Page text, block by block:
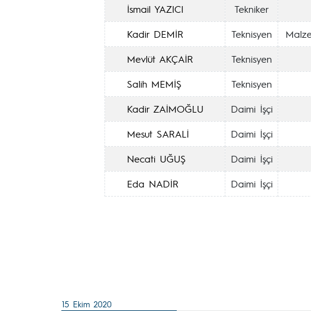
İsmail YAZICI
Tekniker
Kadir DEMİR
Teknisyen
Mevlüt AKÇAİR
Teknisyen
Salih MEMİŞ
Teknisyen
Kadir ZAİMOĞLU
Daimi İşçi
Mesut SARALİ
Daimi İşçi
Necati UĞUŞ
Daimi İşçi
Eda NADİR
Daimi İşçi
15 Ekim 2020